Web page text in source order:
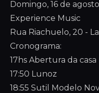
Domingo, 16 de agosto
Experience Music
Rua Riachuelo, 20 -
Cronograma:
17hs Abertura da casa
17:50 Lunoz
18:55 Sutil Modelo